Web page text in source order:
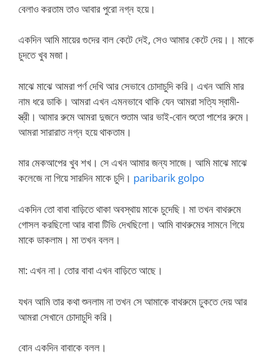
বেলাও করতাম তাও আবার পুরো নগ্ন হয়ে।
একদিন আমি মায়ের গুদের বাল কেটে দেই, সেও আমার কেটে দেয়।। মাকে
চুদতে খুব মজা।
মাঝে মাঝে আমরা পর্ণ দেখি আর সেভাবে চোদাচুদি করি। এখন আমি মার
নাম ধরে ডাকি। আমরা এখন এমনভাবে থাকি যেন আমরা সত্যি স্বামী-
স্ত্রী। আমার রুমে আমরা দুজনে শুতাম আর ভাই-বোন শুতো পাশের রুমে।
আমরা সারারাত নগ্ন হয়ে থাকতাম।
মার মেকআপের খুব শখ। সে এখন আমার জন্য সাজে। আমি মাঝে মাঝে
কলেজে না গিয়ে সারদিন মাকে চুদি। paribarik golpo
একদিন তো বাবা বাড়িতে থাকা অবস্থায় মাকে চুদেছি। মা তখন বাথরুমে
গোসল করছিলো আর বাবা টিভি দেখছিলো। আমি বাথরুমের সামনে গিয়ে
মাকে ডাকলাম। মা তখন বলল।
মা: এখন না। তোর বাবা এখন বাড়িতে আছে।
যখন আমি তার কথা শুনলাম না তখন সে আমাকে বাথরুমে ঢুকতে দেয় আর
আমরা সেখানে চোদাচুদি করি।
বোন একদিন বাবাকে বলল।